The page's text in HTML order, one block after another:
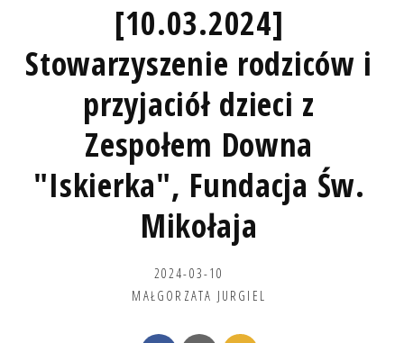
[10.03.2024]
Stowarzyszenie rodziców i
przyjaciół dzieci z
Zespołem Downa
"Iskierka", Fundacja Św.
Mikołaja
2024-03-10
MAŁGORZATA JURGIEL